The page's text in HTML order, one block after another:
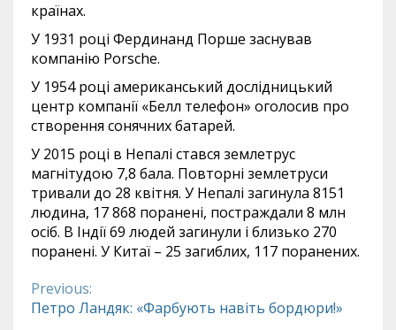
країнах.
У 1931 році Фердинанд Порше заснував
компанію Porsche.
У 1954 році американський дослідницький
центр компанії «Белл телефон» оголосив про
створення сонячних батарей.
У 2015 році в Непалі стався землетрус
магнітудою 7,8 бала. Повторні землетруси
тривали до 28 квітня. У Непалі загинула 8151
людина, 17 868 поранені, постраждали 8 млн
осіб. В Індії 69 людей загинули і близько 270
поранені. У Китаї – 25 загиблих, 117 поранених.
Continue
Previous:
Петро Ландяк: «Фарбують навіть бордюри!»